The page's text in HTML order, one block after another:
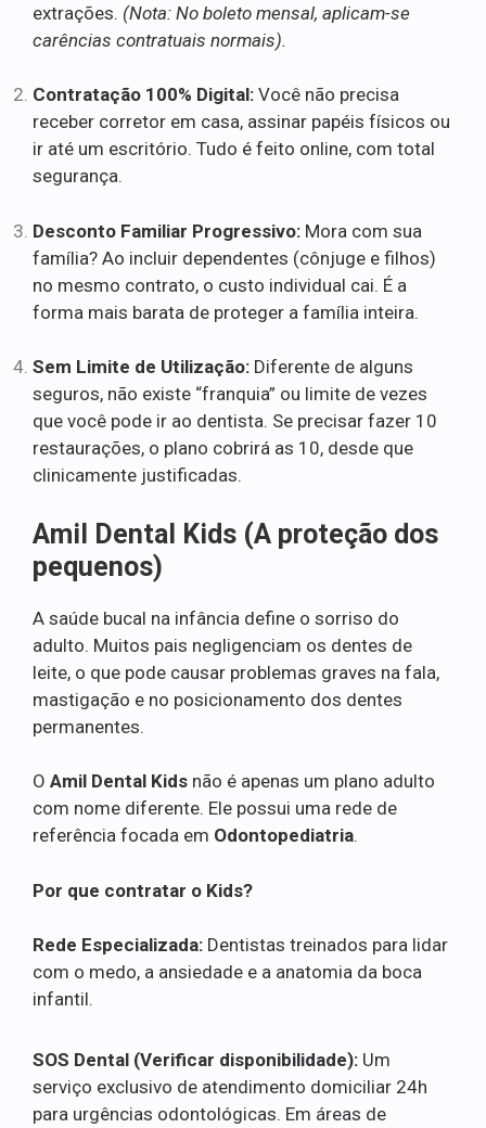
extrações. (Nota: No boleto mensal, aplicam-se
carências contratuais normais).
Contratação 100% Digital: Você não precisa
receber corretor em casa, assinar papéis físicos ou
ir até um escritório. Tudo é feito online, com total
segurança.
Desconto Familiar Progressivo: Mora com sua
família? Ao incluir dependentes (cônjuge e filhos)
no mesmo contrato, o custo individual cai. É a
forma mais barata de proteger a família inteira.
Sem Limite de Utilização: Diferente de alguns
seguros, não existe “franquia” ou limite de vezes
que você pode ir ao dentista. Se precisar fazer 10
restaurações, o plano cobrirá as 10, desde que
clinicamente justificadas.
Amil Dental Kids (A proteção dos
pequenos)
A saúde bucal na infância define o sorriso do
adulto. Muitos pais negligenciam os dentes de
leite, o que pode causar problemas graves na fala,
mastigação e no posicionamento dos dentes
permanentes.
O Amil Dental Kids não é apenas um plano adulto
com nome diferente. Ele possui uma rede de
referência focada em Odontopediatria.
Por que contratar o Kids?
Rede Especializada: Dentistas treinados para lidar
com o medo, a ansiedade e a anatomia da boca
infantil.
SOS Dental (Verificar disponibilidade): Um
serviço exclusivo de atendimento domiciliar 24h
para urgências odontológicas. Em áreas de